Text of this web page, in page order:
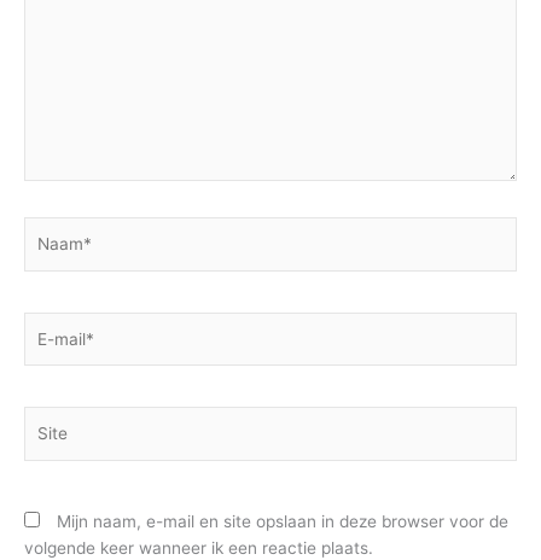
mail*
Mijn naam, e-mail en site opslaan in deze browser voor de
volgende keer wanneer ik een reactie plaats.